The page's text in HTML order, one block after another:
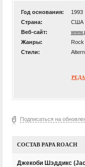
Год основания:
1993
Страна:
США
Веб-сайт:
Жанры:
Rock
Стили:
Подписаться на
СОСТАВ PAPA ROACH
Джекоби Шэддикс